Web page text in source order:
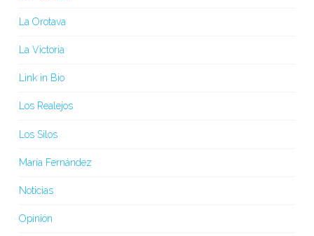
La Orotava
La Victoria
Link in Bio
Los Realejos
Los Silos
María Fernández
Noticias
Opinión